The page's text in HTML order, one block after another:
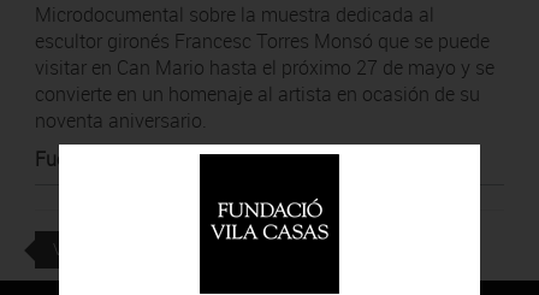
Microdocumental sobre la muestra dedicada al
escultor gironés Francesc Torres Monsó que se puede
visitar en Can Mario hasta el próximo 27 de mayo y se
convierte en un homenaje al artista en ocasión de su
noventa aniversario.
Fuente
No t´ho perdis
VOLVER